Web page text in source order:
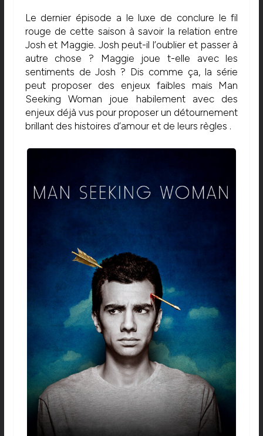
Le dernier épisode a le luxe de conclure le fil
rouge de cette saison à savoir la relation entre
Josh et Maggie. Josh peut-il l’oublier et passer à
autre chose ? Maggie joue t-elle avec les
sentiments de Josh ? Dis comme ça, la série
peut proposer des enjeux faibles mais Man
Seeking Woman joue habilement avec des
enjeux déjà vus pour proposer un détournement
brillant des histoires d’amour et de leurs règles .